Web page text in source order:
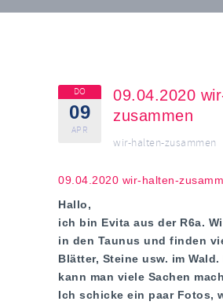
DO
09
APR
09.04.2020
zusammen
wir-halten-zusammen
09.04.2020 wir-halten-
Hallo,
ich bin Evita aus der R6a.
in den Taunus und finden
Blätter, Steine usw. im Wald.
kann man viele Sachen
Ich schicke ein paar Fotos,